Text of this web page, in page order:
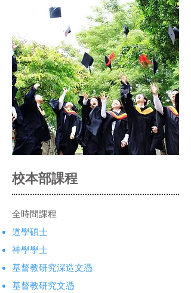
​校本部課程
全時間課程
道學碩士
神學學士
基督教研究深造文憑
基督教研究文憑